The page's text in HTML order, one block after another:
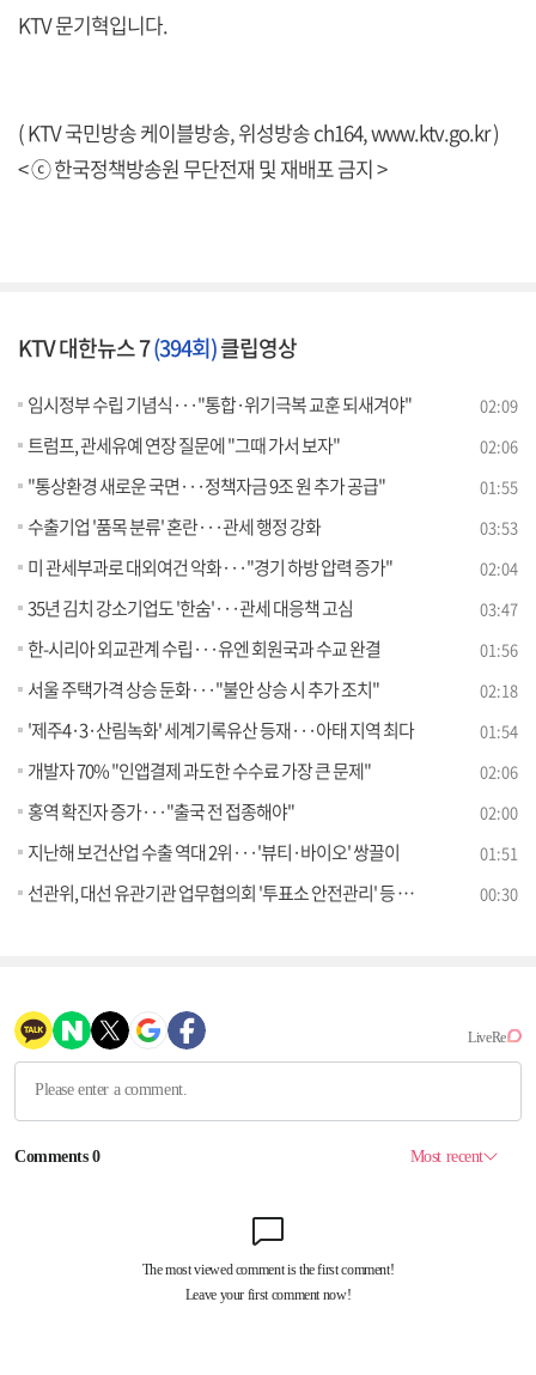
KTV 문기혁입니다.
( KTV 국민방송 케이블방송, 위성방송 ch164,www.ktv.go.kr)
< ⓒ 한국정책방송원 무단전재 및 재배포 금지 >
KTV 대한뉴스 7(394회)클립영상
임시정부 수립 기념식···"통합·위기극복 교훈 되새겨야" 02:09
트럼프, 관세유예 연장 질문에 "그때 가서 보자" 02:06
"통상환경 새로운 국면···정책자금 9조 원 추가 공급" 01:55
수출기업 '품목 분류' 혼란···관세 행정 강화 03:53
미 관세부과로 대외여건 악화···"경기 하방 압력 증가" 02:04
35년 김치 강소기업도 '한숨'···관세 대응책 고심 03:47
한-시리아 외교관계 수립···유엔 회원국과 수교 완결 01:56
서울 주택가격 상승 둔화···"불안 상승 시 추가 조치" 02:18
'제주4·3·산림녹화' 세계기록유산 등재···아태 지역 최다 01:54
개발자 70% "인앱결제 과도한 수수료 가장 큰 문제" 02:06
홍역 확진자 증가···"출국 전 접종해야" 02:00
지난해 보건산업 수출 역대 2위···'뷰티·바이오' 쌍끌이 01:51
선관위, 대선 유관기관 업무협의회 '투표소 안전관리' 등 논의 00:30